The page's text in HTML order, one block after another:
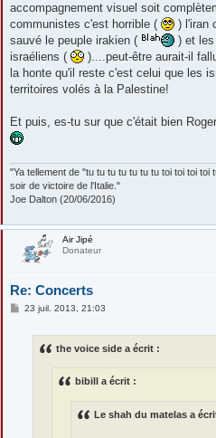
accompagnement visuel soit
communistes c'est horrible (
) l'iran
sauvé le peuple irakien (
) et
israéliens (
)....peut-être aurait-il
la honte qu'il reste c'est celui que les
territoires volés à la Palestine!
Et puis, es-tu sur que c'était bien
"Ya tellement de "tu tu tu tu tu tu tu toi toi toi
soir de victoire de l'Italie."
Joe Dalton (20/06/2016)
Air Jipé
Donateur
Re: Concerts
M23 juil. 2013, 21:03
the voice side a écrit :
bibill a écrit :
Le shah du matelas a